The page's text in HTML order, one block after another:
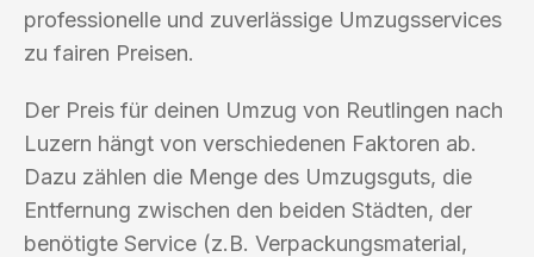
professionelle und zuverlässige Umzugsservices
zu fairen Preisen.
Der Preis für deinen Umzug von Reutlingen nach
Luzern hängt von verschiedenen Faktoren ab.
Dazu zählen die Menge des Umzugsguts, die
Entfernung zwischen den beiden Städten, der
benötigte Service (z.B. Verpackungsmaterial,